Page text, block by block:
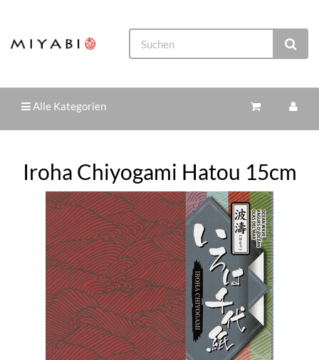
Alle Kategorien
Iroha Chiyogami Hatou 15cm